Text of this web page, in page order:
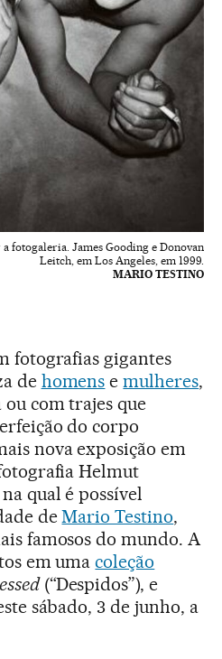
fotogaleria. James Gooding e Donovan
Leitch, em Los Angeles, em 1999.
MARIO TESTINO
fotografias gigantes
de homens emulheres,
com trajes que
do corpo
nova exposição em
Helmut
qual é possível
deMario Testino,
famosos do mundo. A
em umacoleção
(“Despidos”), e
sábado, 3 de junho, a